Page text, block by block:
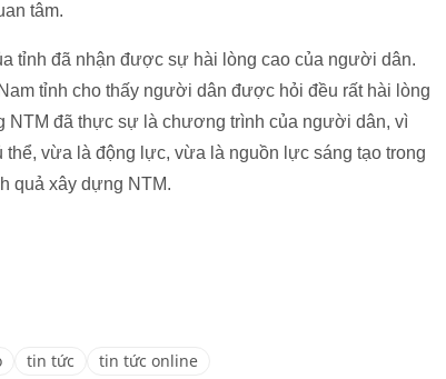
tâm.
tỉnh đã nhận được sự hài lòng cao của người dân.
tỉnh cho thấy người dân được hỏi đều rất hài lòng
đã thực sự là chương trình của người dân, vì
vừa là động lực, vừa là nguồn lực sáng tạo trong
quả xây dựng NTM.
tin tức tin tức online